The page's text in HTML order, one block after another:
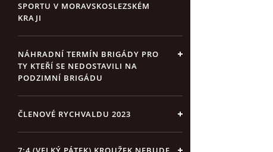
SPORTU V MORAVSKOSLEZSKÉM
KRAJI
NÁHRADNÍ TERMÍN BRIGÁDY PRO
TY KTEŘÍ SE NEDOSTAVILI NA
PODZIMNÍ BRIGÁDU
ČLENOVÉ RYCHVALDU 2023